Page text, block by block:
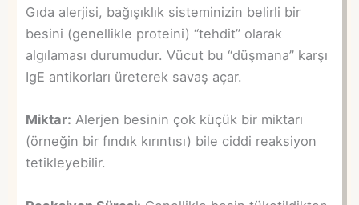
Gıda alerjisi, bağışıklık sisteminizin belirli bir
besini (genellikle proteini) “tehdit” olarak
algılaması durumudur. Vücut bu “düşmana” karşı
IgE antikorları üreterek savaş açar.
Miktar: Alerjen besinin çok küçük bir miktarı
(örneğin bir fındık kırıntısı) bile ciddi reaksiyon
tetikleyebilir.